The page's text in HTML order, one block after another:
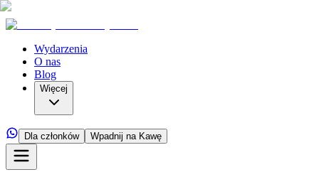
Wydarzenia
O nas
Blog
Więcej
Dla członków Wpadnij na Kawę